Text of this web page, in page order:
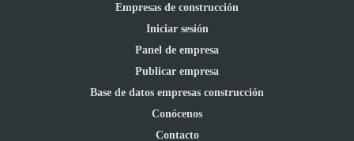
Empresas de construcción
Iniciar sesión
Panel de empresa
Publicar empresa
Base de datos empresas construcción
Conócenos
Contacto